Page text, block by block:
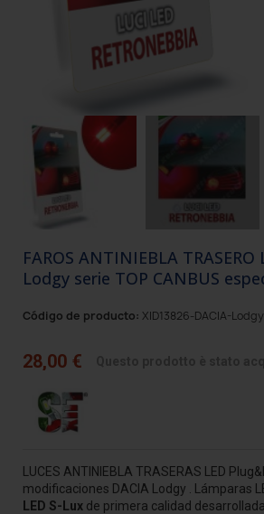
FAROS ANTINIEBLA TRASERO
Lodgy serie TOP CANBUS
Código de producto: XID13826-DACIA-Lodgy
28,00 €
LUCES ANTINIEBLA TRASERAS LED
modificaciones DACIA Lodgy
Lámparas
LED S-Lux de primera calidad